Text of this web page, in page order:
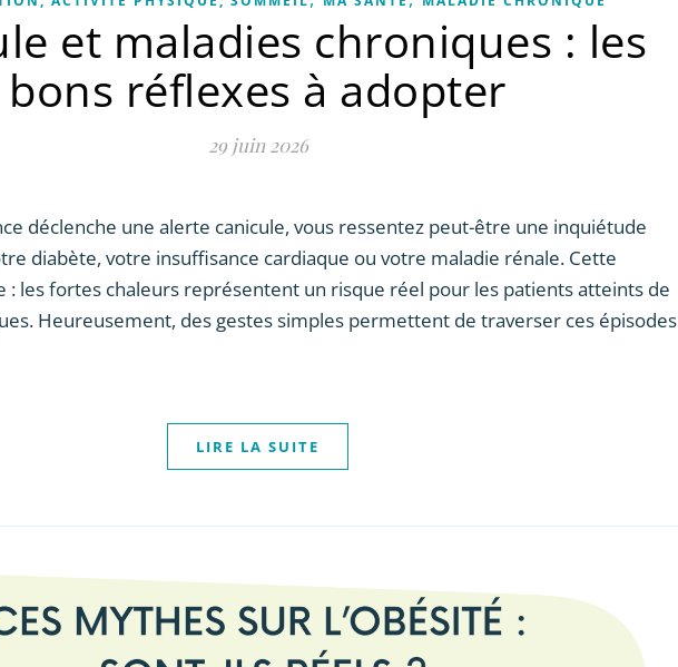
et maladies chroniques : les
bons réflexes à adopter
29 juin 2026
déclenche une alerte canicule, vous ressentez peut-être une inquiétude
diabète, votre insuffisance cardiaque ou votre maladie rénale. Cette
: les fortes chaleurs représentent un risque réel pour les patients atteints de
Heureusement, des gestes simples permettent de traverser ces épisodes
LIRE LA SUITE